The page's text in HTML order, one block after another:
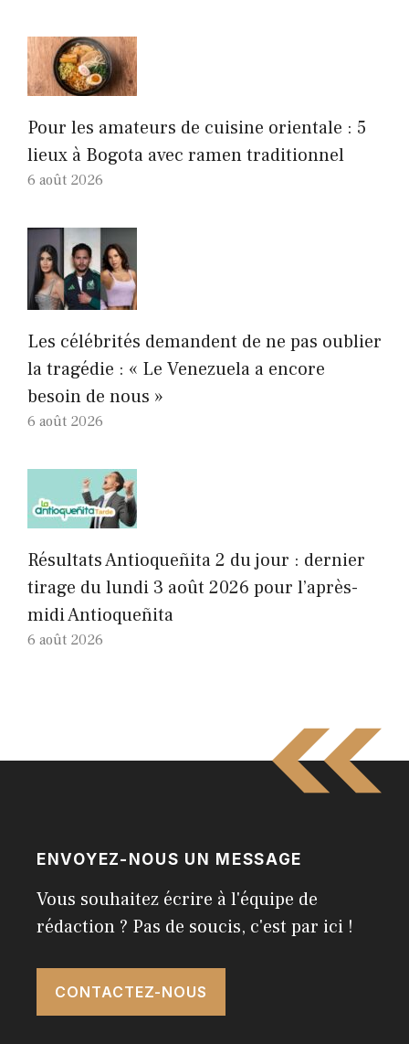
Pour les amateurs de cuisine orientale : 5
lieux à Bogota avec ramen traditionnel
6 août 2026
Les célébrités demandent de ne pas oublier
la tragédie : « Le Venezuela a encore
besoin de nous »
6 août 2026
Résultats Antioqueñita 2 du jour : dernier
tirage du lundi 3 août 2026 pour l’après-
midi Antioqueñita
6 août 2026
ENVOYEZ-NOUS UN MESSAGE
Vous souhaitez écrire à l'équipe de
rédaction ? Pas de soucis, c'est par ici !
CONTACTEZ-NOUS